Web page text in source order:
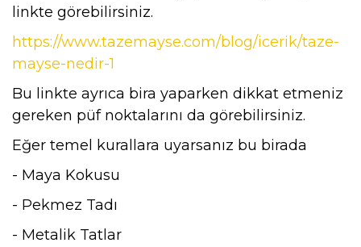
linkte görebilirsiniz.
https://www.tazemayse.com/blog/icerik/taze-
mayse-nedir-1
Bu linkte ayrıca bira yaparken dikkat etmeniz
gereken püf noktalarını da görebilirsiniz.
Eğer temel kurallara uyarsanız bu birada
- Maya Kokusu
- Pekmez Tadı
- Metalik Tatlar